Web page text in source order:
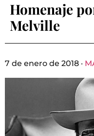
Homenaje
Melville
7 de enero de 2018 ·